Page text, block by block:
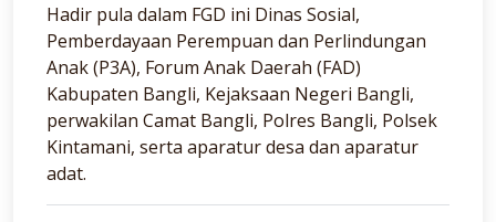
Hadir pula dalam FGD ini Dinas Sosial,
Pemberdayaan Perempuan dan Perlindungan
Anak (P3A), Forum Anak Daerah (FAD)
Kabupaten Bangli, Kejaksaan Negeri Bangli,
perwakilan Camat Bangli, Polres Bangli, Polsek
Kintamani, serta aparatur desa dan aparatur
adat.